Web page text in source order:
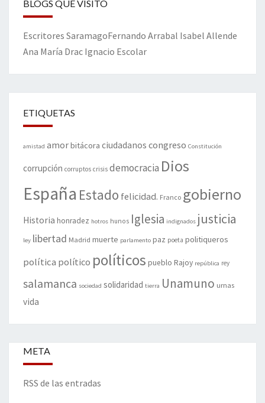
BLOGS QUE VISITO
Escritores SaramagoFernando Arrabal Isabel Allende
Ana María Drac Ignacio Escolar
ETIQUETAS
amistad amorbitácora ciudadanos congreso Constitución
corrupción corruptos crisis democracia Dios
España Estado felicidad. Franco gobierno
Historia honradez hotros hunos Iglesia indignados justicia
ley libertad Madrid muerte parlamento paz poeta politiqueros
política político políticos pueblo Rajoy república rey
salamanca sociedad solidaridad tierra Unamuno urnas
vida
META
RSS de las entradas